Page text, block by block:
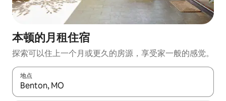
本顿的月租住宿
探索可以住上一个月或更久的房源，享受家一般的感觉。
地点
如有搜索结果，请使用上下方向键查看，或通过点击或滑动手势